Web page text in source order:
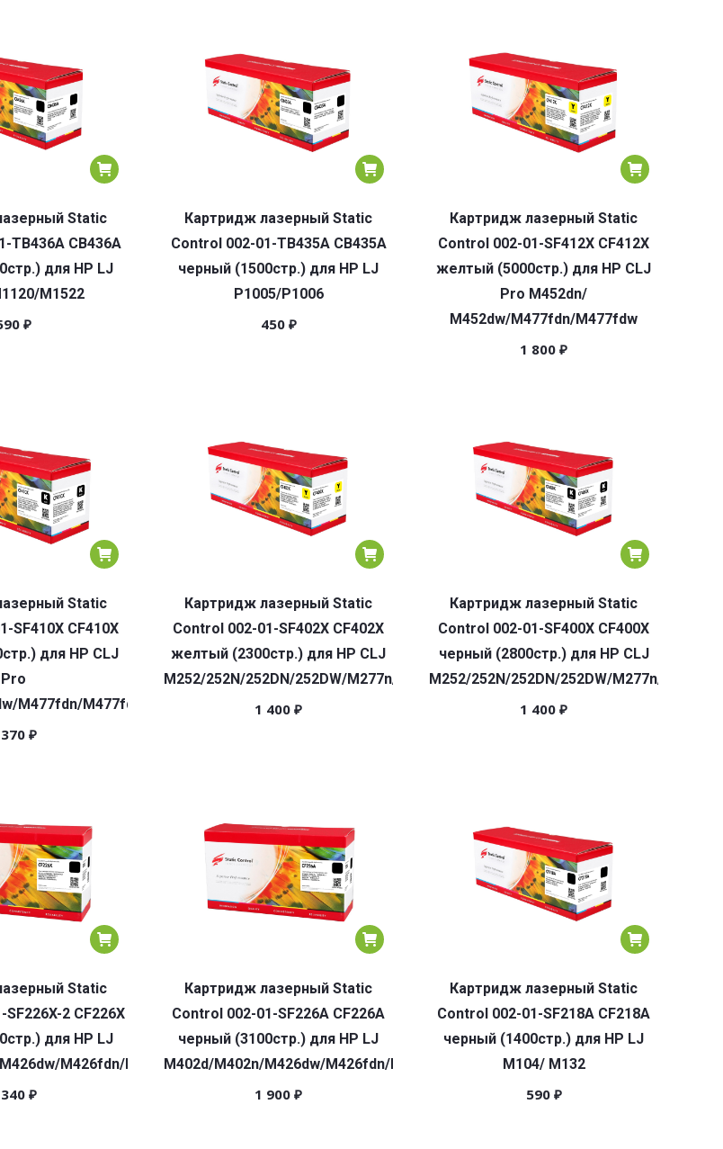
Static
TB436A CB436A
для HP LJ
M1522
₽
Картридж лазерный Static
Control 002-01-TB435A CB435A
черный (1500стр.) для HP LJ
P1005/P1006
450 ₽
Картридж лазерный Static
Control 002-01-SF412X CF412X
желтый (5000стр.) для HP CLJ
Pro M452dn/
M452dw/M477fdn/M477fdw
1 800 ₽
Static
SF410X CF410X
для HP CLJ
Pro
M477fdn/M477fdw
₽
Картридж лазерный Static
Control 002-01-SF402X CF402X
желтый (2300стр.) для HP CLJ
M252/252N/252DN/252DW/M277n/M277DW
1 400 ₽
Картридж лазерный Static
Control 002-01-SF400X CF400X
черный (2800стр.) для HP CLJ
M252/252N/252DN/252DW/M277n/M277DW
1 400 ₽
Static
2 CF226X
для HP LJ
M426fdn/M426fdw
₽
Картридж лазерный Static
Control 002-01-SF226A CF226A
черный (3100стр.) для HP LJ
M402d/M402n/M426dw/M426fdn/M426fdw
1 900 ₽
Картридж лазерный Static
Control 002-01-SF218A CF218A
черный (1400стр.) для HP LJ
M104/ M132
590 ₽